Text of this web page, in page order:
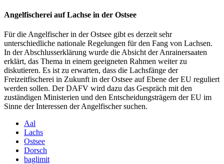
Angelfischerei auf Lachse in der Ostsee
Für die Angelfischer in der Ostsee gibt es derzeit sehr
unterschiedliche nationale Regelungen für den Fang von Lachsen.
In der Abschlusserklärung wurde die Absicht der Anrainersaaten
erklärt, das Thema in einem geeigneten Rahmen weiter zu
diskutieren. Es ist zu erwarten, dass die Lachsfänge der
Freizeitfischerei in Zukunft in der Ostsee auf Ebene der EU reguliert
werden sollen. Der DAFV wird dazu das Gespräch mit den
zuständigen Ministerien und den Entscheidungsträgern der EU im
Sinne der Interessen der Angelfischer suchen.
Aal
Lachs
Ostsee
Dorsch
baglimit